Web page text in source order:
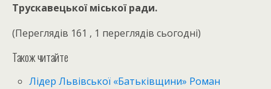
Трускавецької міської ради.
(Переглядів 161 , 1 переглядів сьогодні)
Також читайте
Лідер Львівської «Батьківщини» Роман